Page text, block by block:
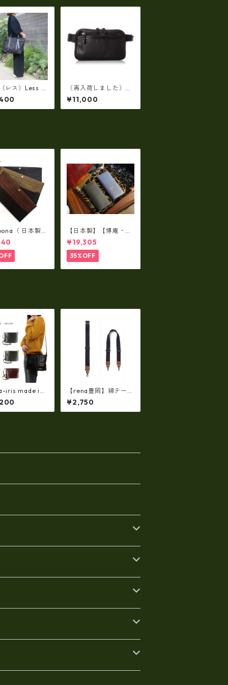
レス）Less D
レスデザイン)S
Texture（牛
掛け＆多機能
（再入荷しました）エ
ヴァウィン EVERWIN
日本製 【日本製】【レ
ザー】ウェストボディ
¥11,000
（ 日本製）
製・お札入
グウォレッ
【日本製】【博庵・HI
ROAN】最高級牛革
（ボーテッド）札入
れ・長財布 ha-2153
5
¥19,305
35%OFF
iris made in j
革製品・エ
ロコ・ショル
グ(日本製）ir
【rena豊岡】綿テープ
ショルダーベルト（rj-
300）【豊岡製品】
¥2,750